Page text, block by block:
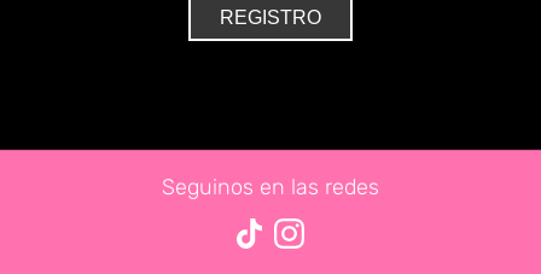
Seguinos en las redes